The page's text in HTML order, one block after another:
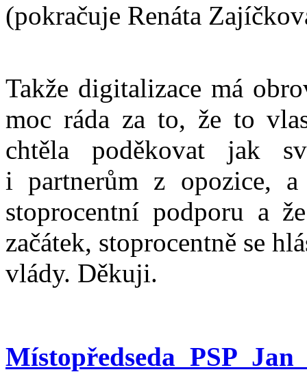
(pokračuje Renáta
Takže digitalizace má
moc ráda za to, že to
chtěla poděkovat jak
i partnerům z opozice,
stoprocentní podporu a
začátek, stoprocentně se
vlády. Děkuji.
Místopředseda PSP Jan